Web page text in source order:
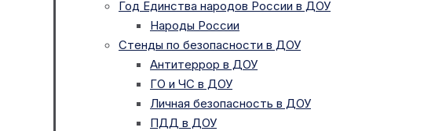
Год Единства народов России в ДОУ
Народы России
Стенды по безопасности в ДОУ
Антитеррор в ДОУ
ГО и ЧС в ДОУ
Личная безопасность в ДОУ
ПДД в ДОУ